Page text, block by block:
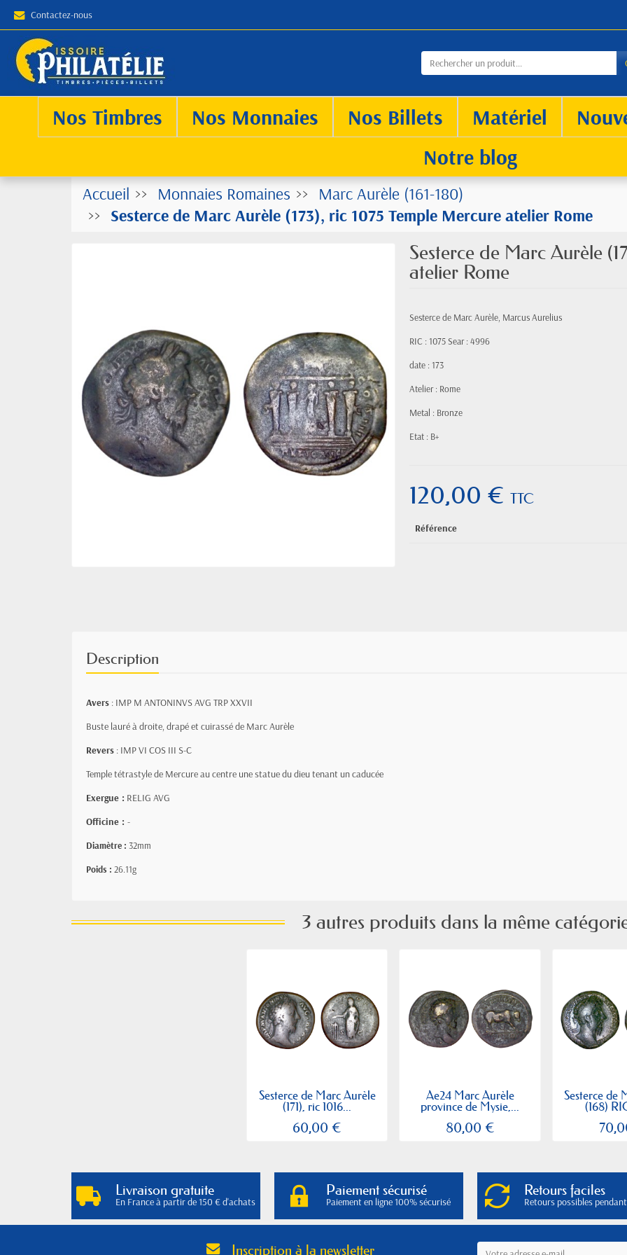
Contactez-nous
Nos Timbres Nos Monnaies Nos Billets Matériel
Notre blog
Accueil Monnaies Romaines
Marc Aurèle (161-180)
Sesterce de Marc Aurèle (173), ric 1075 Temple Mercure atelier Rome
Sesterce de Marc Aurèle
atelier Rome
Sesterce de Marc Aurèle, Marcus Aurelius
RIC : 1075 Sear : 4996
date : 173
Atelier : Rome
Metal : Bronze
Etat : B+
120,00 €TTC
Référence
Description
Avers : IMP M ANTONINVS AVG TRP XXVII
Buste lauré à droite, drapé et cuirassé de Marc Aurèle
Revers : IMP VI COS III S-C
Temple tétrastyle de Mercure au centre une statue du dieu tenant un caducée
Exergue : RELIG AVG
Officine : -
Diamètre : 32mm
Poids : 26.11g
3 autres produits dans la même
Sesterce de Marc Aurèle
(171), ric 1016...
60,00 €
Ae24 Marc Aurèle
province de Mysie,...
80,00 €
Sesterce de
(168)
Livraison gratuite
En France à partir de 150 € d'achats
Paiement sécurisé
Paiement en ligne 100% sécurisé
Retours faciles
Retours possibles
Inscription à la newsletter